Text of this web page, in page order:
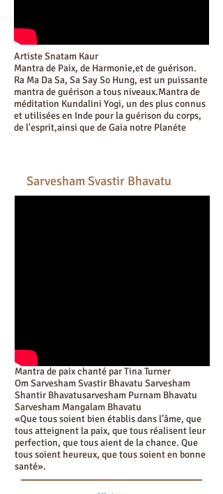
Artiste Snatam Kaur
Mantra de Paix, de Harmonie,et de guérison.
Ra Ma Da Sa, Sa Say So Hung, est un puissante
mantra de guérison a tous niveaux.Mantra de
méditation Kundalini Yogi, un des plus connus
et utilisées en Inde pour la guérison du corps,
de l'esprit,ainsi que de Gaia notre Planéte
Sarvesham Svastir Bhavatu
Mantra de paix chanté par Tina Turner
Om Sarvesham Svastir Bhavatu Sarvesham
Shantir Bhavatusarvesham Purnam Bhavatu
Sarvesham Mangalam Bhavatu
«Que tous soient bien établis dans l’âme, que
tous atteignent la paix, que tous réalisent leur
perfection, que tous aient de la chance. Que
tous soient heureux, que tous soient en bonne
santé».